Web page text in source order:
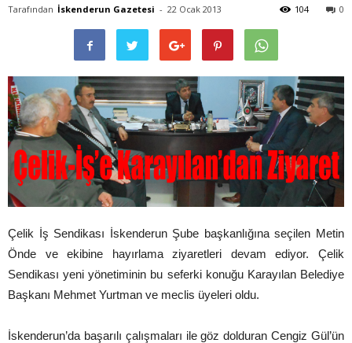
Tarafından İskenderun Gazetesi - 22 Ocak 2013 0
104
Çelik İş Sendikası İskenderun Şube başkanlığına seçilen Metin
Önde ve ekibine hayırlama ziyaretleri devam ediyor. Çelik
Sendikası yeni yönetiminin bu seferki konuğu Karayılan Belediye
Başkanı Mehmet Yurtman ve meclis üyeleri oldu.
İskenderun’da başarılı çalışmaları ile göz dolduran Cengiz Gül’ün